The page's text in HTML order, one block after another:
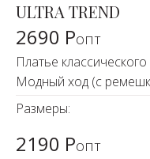
ULTRA TREND
2690 Ропт
Платье
Модный ход (с
Размеры:
2190 Ропт